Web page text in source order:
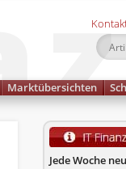
Marktübersichten
Jede Woche